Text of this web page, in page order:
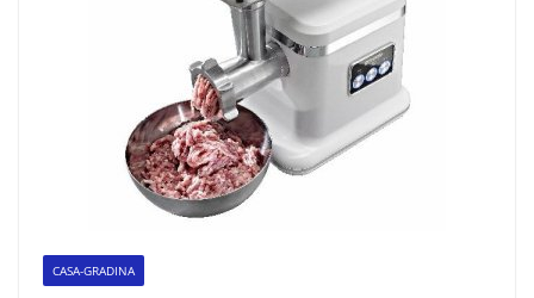
CASA-GRADINA